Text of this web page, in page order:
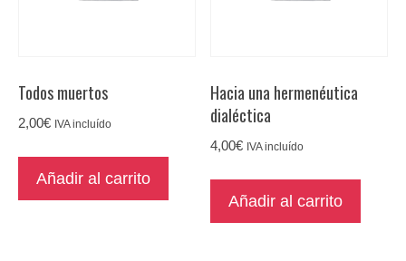
Todos muertos
2,00€ IVA incluído
Añadir al carrito
Hacia una hermenéutica
dialéctica
4,00€ IVA incluído
Añadir al carrito